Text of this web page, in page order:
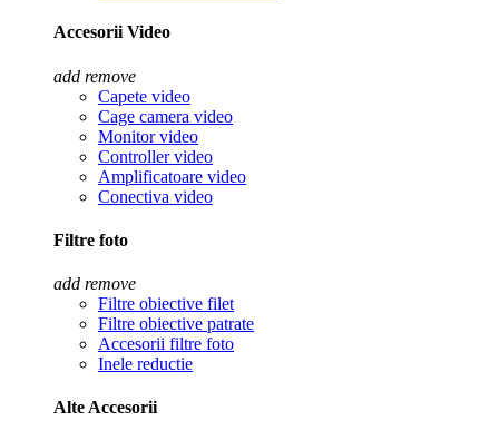
Accesorii Video
add remove
Capete video
Cage camera video
Monitor video
Controller video
Amplificatoare video
Conectiva video
Filtre foto
add remove
Filtre obiective filet
Filtre obiective patrate
Accesorii filtre foto
Inele reductie
Alte Accesorii